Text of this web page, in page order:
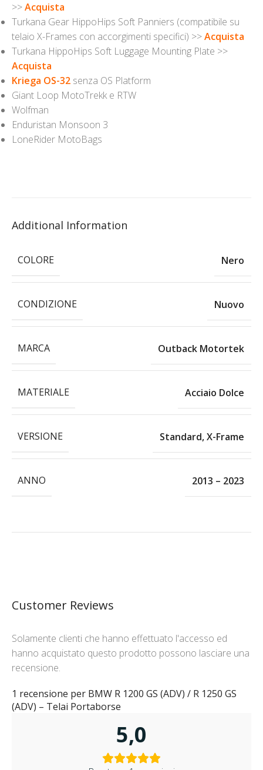
>>Acquista
Turkana Gear HippoHips Soft Panniers (compatibile su
telaio X-Frames con accorgimenti specifici) >>Acquista
Turkana HippoHips Soft Luggage Mounting Plate >>
Acquista
Kriega OS-32 senza OS Platform
Giant Loop MotoTrekk e RTW
Wolfman
Enduristan Monsoon 3
LoneRider MotoBags
Additional Information
COLORE Nero
CONDIZIONE Nuovo
MARCA Outback Motortek
MATERIALE Acciaio Dolce
VERSIONE Standard,X-Frame
ANNO 2013 – 2023
Customer Reviews
1 recensione per BMW R 1200 GS (ADV) / R 1250 GS
(ADV) – Telai Portaborse
5,0
Solamente clienti che hanno effettuato l'accesso ed
hanno acquistato questo prodotto possono lasciare una
recensione.